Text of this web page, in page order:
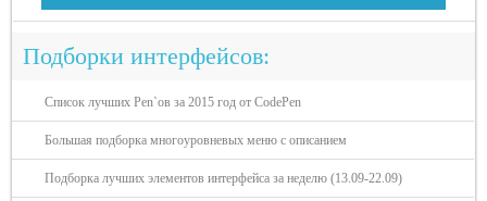
Подборки интерфейсов:
Список лучших Pen`ов за 2015 год от CodePen
Большая подборка многоуровневых меню с описанием
Подборка лучших элементов интерфейса за неделю (13.09-22.09)